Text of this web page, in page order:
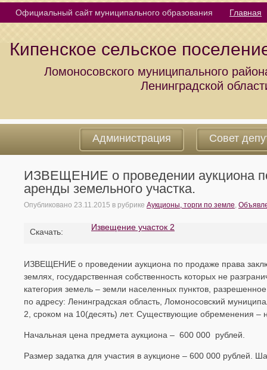
Официальный сайт муниципального образования Главная
Кипенское сельское
Ломоносовского муниципального
Ленинградской
Администрация Совет
ИЗВЕЩЕНИЕ о проведении аукциона
аренды земельного участка.
Опубликовано 23.11.2015 в рубрике Аукционы, торги по земле,
Cкачать: Извещение участок 2
ИЗВЕЩЕНИЕ о проведении аукциона по продаже права
землях, государственная собственность которых не
категория земель – земли населенных пунктов,
по адресу: Ленинградская область, Ломоносовский
2, сроком на 10(десять) лет. Существующие обременения –
Начальная цена предмета аукциона – 600 000 рублей.
Размер задатка для участия в аукционе – 600 000 рублей.